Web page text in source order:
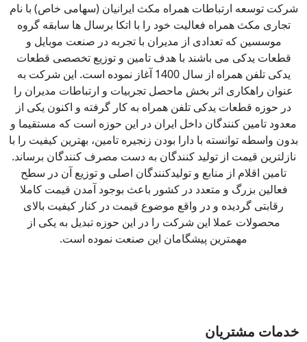
توسعه ارتباطات همراه مکث ایرانیان (سهامی خاص) با نام
مکث همراه فعالیت خود را با اتکا برسال ها سابقه گروه
موسسین که تعدادی از مدیران با تجربه در صنعت موبایل و
یدکی می باشند با هدف تامین و توزیع تخصصی قطعات
یدکی تلفن همراه از سال 1400 آغاز نموده است. این شرکت به
راهکاری اثر بخش ماحصل تجربیات و ارتباطات مدیران را
حوزه قطعات یدکی تلفن همراه به کار گرفته و اکنون یکی از
تامین کنندگان داخل ایران در این حوزه است که مستقیما و
واسطه توانسته با دارا بودن زنجیره تامین، بهترین کیفیت را با
قیمت از تولید کنندگان به دست مصرف کنندگان برساند.
تامین اقلام از منابع و تولیدکنندگان اصلی و توزیع آن در سطح
فعالین بزرگ و متعدد در کشور باعث بوجود آمدن قیمت کاملا
رقابتی گردیده و در واقع موضوع قیمت در کنار کیفیت بالای
محصولات عملا این شرکت را در این حوزه تبدیل به یکی از
مهمترین پیشگامان این صنعت نموده است.
مشتریان